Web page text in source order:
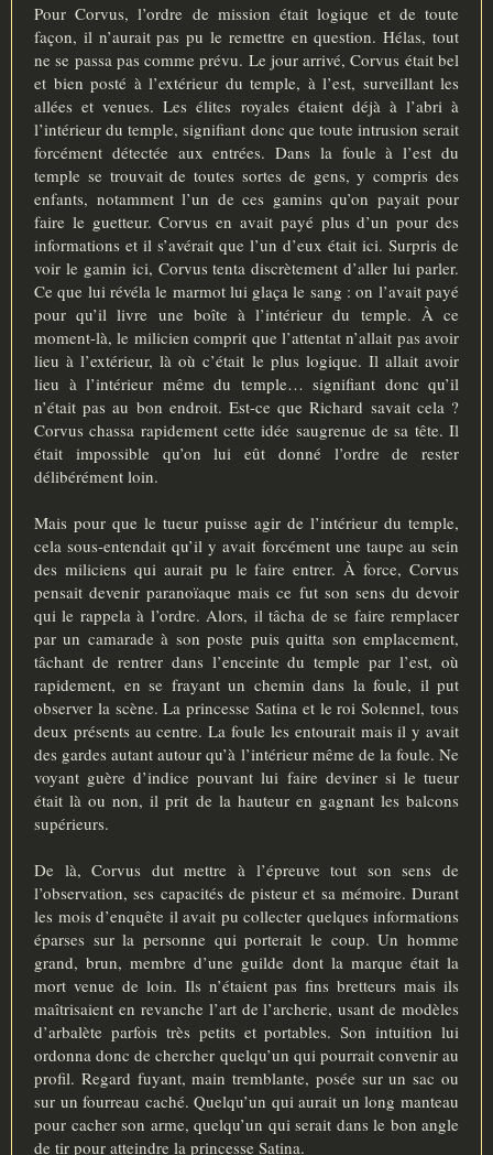
Pour Corvus, l’ordre de mission était logique et de toute
façon, il n’aurait pas pu le remettre en question. Hélas, tout
ne se passa pas comme prévu. Le jour arrivé, Corvus était bel
et bien posté à l’extérieur du temple, à l’est, surveillant les
allées et venues. Les élites royales étaient déjà à l’abri à
l’intérieur du temple, signifiant donc que toute intrusion serait
forcément détectée aux entrées. Dans la foule à l’est du
temple se trouvait de toutes sortes de gens, y compris des
enfants, notamment l’un de ces gamins qu’on payait pour
faire le guetteur. Corvus en avait payé plus d’un pour des
informations et il s’avérait que l’un d’eux était ici. Surpris de
voir le gamin ici, Corvus tenta discrètement d’aller lui parler.
Ce que lui révéla le marmot lui glaça le sang : on l’avait payé
pour qu’il livre une boîte à l’intérieur du temple. À ce
moment-là, le milicien comprit que l’attentat n’allait pas avoir
lieu à l’extérieur, là où c’était le plus logique. Il allait avoir
lieu à l’intérieur même du temple… signifiant donc qu’il
n’était pas au bon endroit. Est-ce que Richard savait cela ?
Corvus chassa rapidement cette idée saugrenue de sa tête. Il
était impossible qu’on lui eût donné l’ordre de rester
délibérément loin.
Mais pour que le tueur puisse agir de l’intérieur du temple,
cela sous-entendait qu’il y avait forcément une taupe au sein
des miliciens qui aurait pu le faire entrer. À force, Corvus
pensait devenir paranoïaque mais ce fut son sens du devoir
qui le rappela à l’ordre. Alors, il tâcha de se faire remplacer
par un camarade à son poste puis quitta son emplacement,
tâchant de rentrer dans l’enceinte du temple par l’est, où
rapidement, en se frayant un chemin dans la foule, il put
observer la scène. La princesse Satina et le roi Solennel, tous
deux présents au centre. La foule les entourait mais il y avait
des gardes autant autour qu’à l’intérieur même de la foule. Ne
voyant guère d’indice pouvant lui faire deviner si le tueur
était là ou non, il prit de la hauteur en gagnant les balcons
supérieurs.
De là, Corvus dut mettre à l’épreuve tout son sens de
l’observation, ses capacités de pisteur et sa mémoire. Durant
les mois d’enquête il avait pu collecter quelques informations
éparses sur la personne qui porterait le coup. Un homme
grand, brun, membre d’une guilde dont la marque était la
mort venue de loin. Ils n’étaient pas fins bretteurs mais ils
maîtrisaient en revanche l’art de l’archerie, usant de modèles
d’arbalète parfois très petits et portables. Son intuition lui
ordonna donc de chercher quelqu’un qui pourrait convenir au
profil. Regard fuyant, main tremblante, posée sur un sac ou
sur un fourreau caché. Quelqu’un qui aurait un long manteau
pour cacher son arme, quelqu’un qui serait dans le bon angle
de tir pour atteindre la princesse Satina.